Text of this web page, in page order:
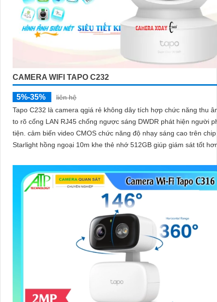
CAMERA WIFI TAPO C232
5%-35%
liên hệ
Tapo C232 là camera qgiá rẻ không dây tích hợp chức năng thu
to rõ cổng LAN RJ45 chống ngược sáng DWDR phát hiện người
tiện. cảm biến video CMOS chức năng độ nhạy sáng cao trên chip
Starlight hồng ngoại 10m khe thẻ nhớ 512GB giúp giám sát tốt